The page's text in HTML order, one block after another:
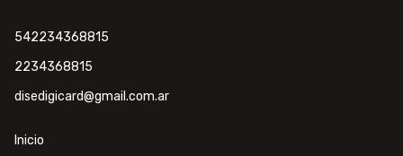
542234368815
2234368815
disedigicard@gmail.com.ar
Inicio